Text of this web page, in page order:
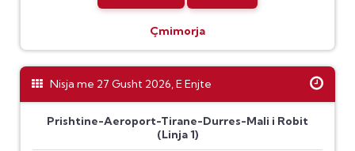
Çmimorja
Nisja me 27 Gusht 2026, E Enjte
Prishtine-Aeroport-Tirane-Durres-Mali i Robit
(Linja 1)